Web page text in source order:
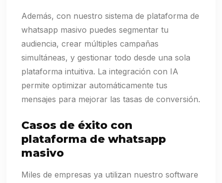
Además, con nuestro sistema de plataforma de
whatsapp masivo puedes segmentar tu
audiencia, crear múltiples campañas
simultáneas, y gestionar todo desde una sola
plataforma intuitiva. La integración con IA
permite optimizar automáticamente tus
mensajes para mejorar las tasas de conversión.
Casos de éxito con
plataforma de whatsapp
masivo
Miles de empresas ya utilizan nuestro software